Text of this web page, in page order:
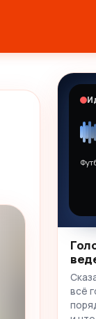
всё